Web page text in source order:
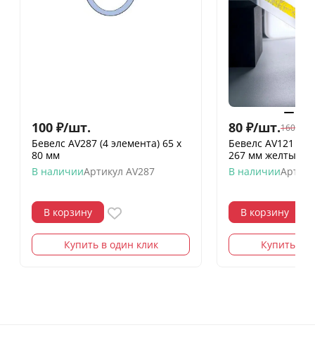
100 ₽/шт.
Бевелс AV287 (4 элемента) 65 х
80 мм
В наличииАртикул AV287
В корзину
Купить в один клик
80 ₽/шт.160
Бевелс AV121
267 мм желтый
В наличии
В корзину
Купить в